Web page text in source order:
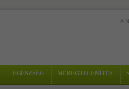
A
EGÉSZSÉG MÉREGTELENÍTÉS